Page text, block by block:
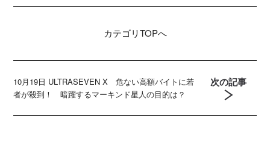
カテゴリTOPへ
10月19日 ULTRASEVEN X 危ない高額バイトに若
者が殺到！ 暗躍するマーキンド星人の目的は？
次の記事